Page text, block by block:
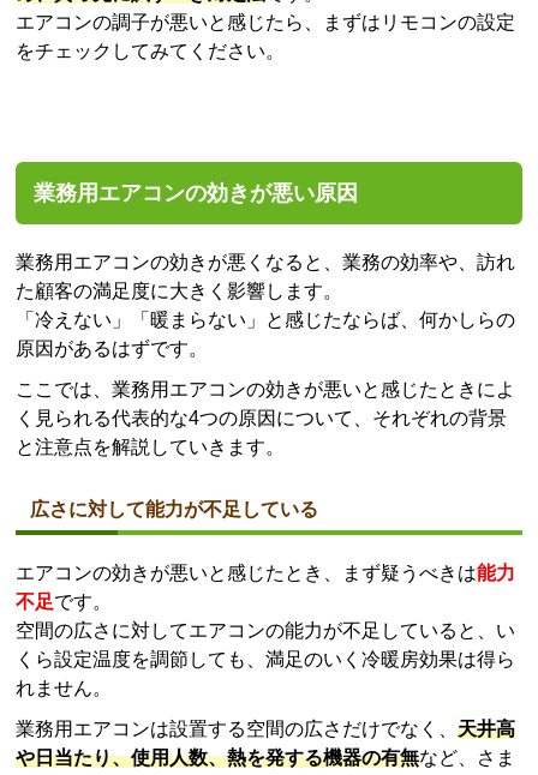
エアコンの調子が悪いと感じたら、まずはリモコンの設定
をチェックしてみてください。
業務用エアコンの効きが悪い原因
業務用エアコンの効きが悪くなると、業務の効率や、訪れ
た顧客の満足度に大きく影響します。
「冷えない」「暖まらない」と感じたならば、何かしらの
原因があるはずです。
ここでは、業務用エアコンの効きが悪いと感じたときによ
く見られる代表的な4つの原因について、それぞれの背景
と注意点を解説していきます。
広さに対して能力が不足している
エアコンの効きが悪いと感じたとき、まず疑うべきは能力
不足です。
空間の広さに対してエアコンの能力が不足していると、い
くら設定温度を調節しても、満足のいく冷暖房効果は得ら
れません。
業務用エアコンは設置する空間の広さだけでなく、天井高
や日当たり、使用人数、熱を発する機器の有無など、さま